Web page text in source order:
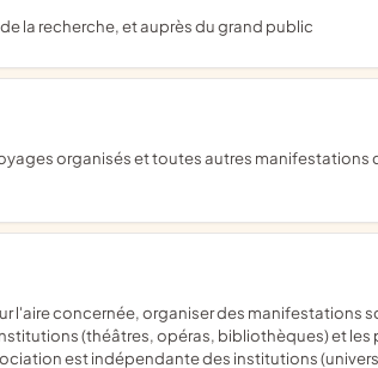
la recherche, et auprès du grand public
(théâtres, opéras, bibliothèques) et les
est indépendante des institutions